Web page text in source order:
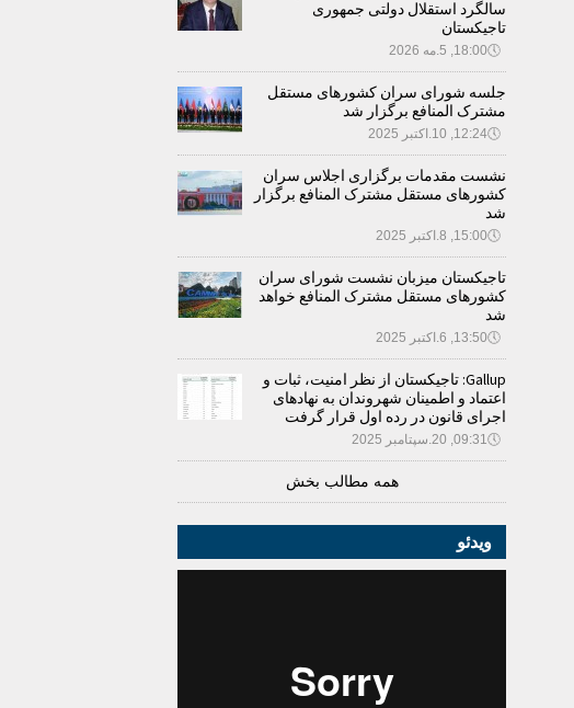
سالگرد استقلال دولتی جمهوری
تاجیکستان
🕔18:00, 5.مه 2026
جلسه شورای سران کشورهای مستقل
مشترک المنافع برگزار شد
🕔12:24, 10.اکتبر 2025
نشست مقدمات برگزاری اجلاس سران
کشورهای مستقل مشترک المنافع برگزار
شد
🕔15:00, 8.اکتبر 2025
تاجیکستان میزبان نشست شورای سران
کشورهای مستقل مشترک المنافع خواهد
شد
🕔13:50, 6.اکتبر 2025
Gallup: تاجیکستان از نظر امنیت، ثبات و
اعتماد و اطمینان شهروندان به نهادهای
اجرای قانون در رده اول قرار گرفت
🕔09:31, 20.سپتامبر 2025
همه مطالب بخش
ویدئو